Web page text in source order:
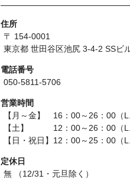
住所
〒 154-0001
東京都 世田谷区池尻 3-4-2 SSビ
電話番号
050-5811-5706
営業時間
【月～金】 16：00～26：00（
【土】 12：00～26：00（
【日・祝日】12：00～25：00（
定休日
無 （12/31・元旦除く）